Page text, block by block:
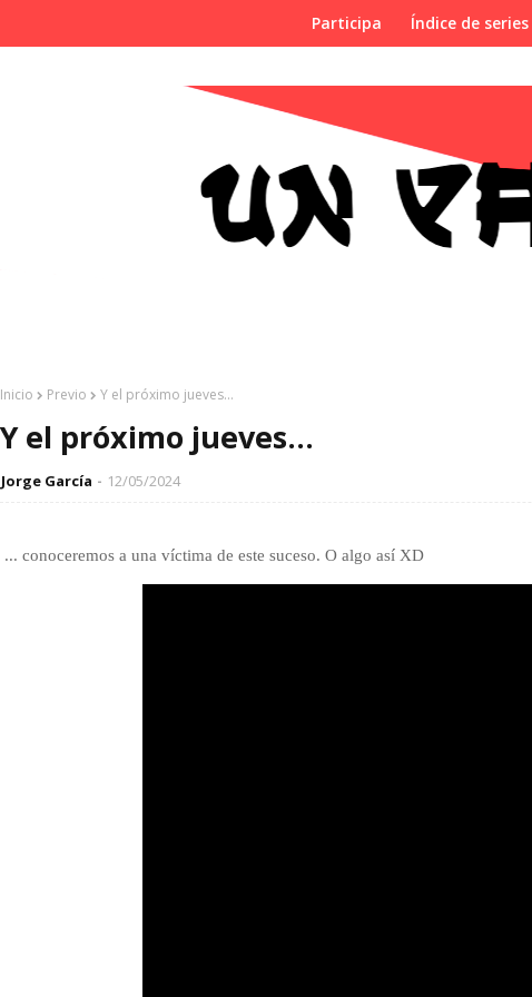
Participa Índice de series
Inicio Previo Y el próximo jueves...
Y el próximo jueves...
Jorge García 12/05/2024
... conoceremos a una víctima de este suceso. O algo así XD